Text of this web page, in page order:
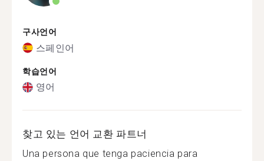
구사언어
스페인어
학습언어
영어
찾고 있는 언어 교환 파트너
Una persona que tenga paciencia para